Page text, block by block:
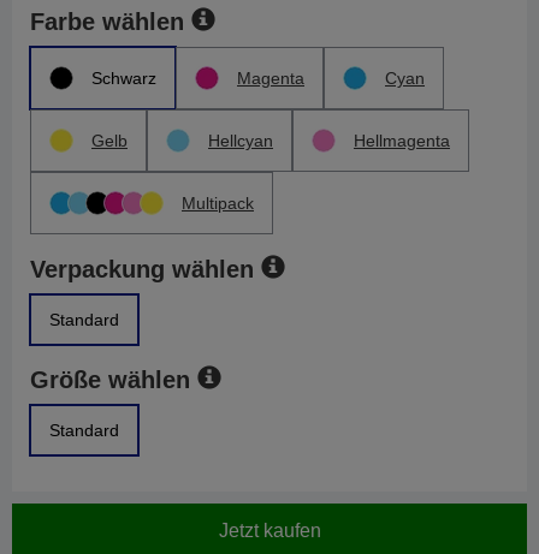
Farbe wählen
Schwarz Magenta Cyan
Gelb Hellcyan Hellmagenta
Multipack
Verpackung wählen
Standard
Größe wählen
Standard
Jetzt kaufen